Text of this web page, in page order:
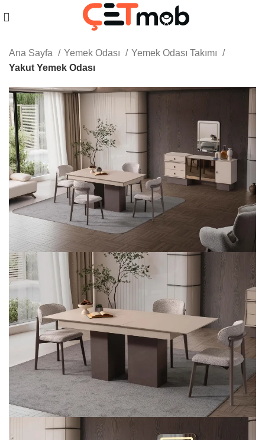
Ana Sayfa Yemek Odası
Yemek Odası Takımı
Yakut Yemek Odası